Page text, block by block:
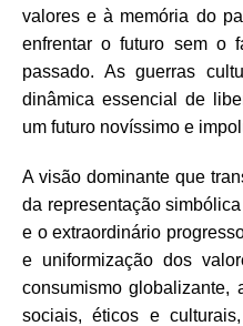
valores e à memória do
enfrentar o futuro sem o
passado. As guerras
dinâmica essencial de
um futuro novíssimo e
A visão dominante que
da representação
e o extraordinário
e uniformização dos
consumismo globalizante,
sociais, éticos e